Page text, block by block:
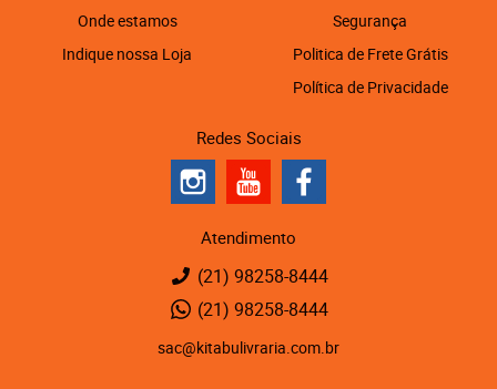
Onde estamos
Indique nossa Loja
Segurança
Politica de Frete Grátis
Política de Privacidade
Redes Sociais
Atendimento
(21) 98258-8444
(21) 98258-8444
sac@kitabulivraria.com.br